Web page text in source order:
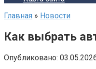
Главная » Новости
Как выбрать
Опубликовано: